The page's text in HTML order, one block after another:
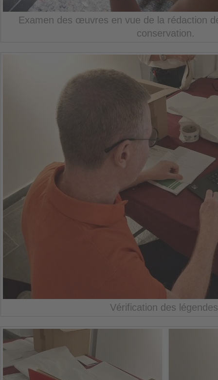
Examen des œuvres en vue de la rédaction
conservation.
Vérification des